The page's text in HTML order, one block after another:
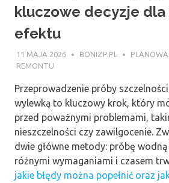
kluczowe decyzje dla
efektu
11 MAJA 2026 BONIZP.PL
REMONTU
Przeprowadzenie próby
wylewką to kluczowy krok, który
przed poważnymi problemami,
nieszczelności czy zawilgocenie.
dwie główne metody: próbę
różnymi wymaganiami i czasem
jakie błędy można popełnić oraz